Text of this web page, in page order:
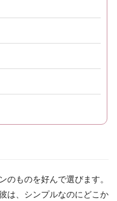
のものを好んで選びます。
は、シンプルなのにどこか